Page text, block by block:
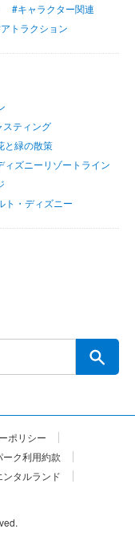
#キャラクター関連
トラクション
スティング
と緑の散策
ィズニーリゾートライン
ト・ディズニー
ポリシー
ーク利用約款
タルランド